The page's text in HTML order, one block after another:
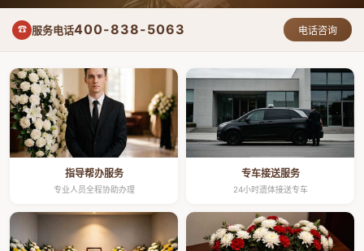
☎ 服务电话400-838-5063 电话咨询
指导帮办服务
专业人员全程协助办理
专车接送服务
24小时遗体接送专车